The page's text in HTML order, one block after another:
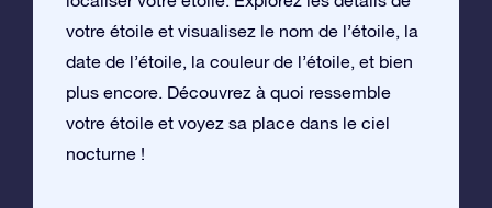
votre étoile et visualisez le nom de l’étoile, la
date de l’étoile, la couleur de l’étoile, et bien
plus encore. Découvrez à quoi ressemble
votre étoile et voyez sa place dans le ciel
nocturne !